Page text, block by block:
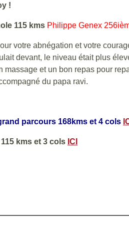
!
115 kms Philippe Genex
votre abnégation et votre
devant, le niveau était plus
massage et un bon repas pour
du papa ravi.
parcours 168kms et 4 cols
kms et 3 cols ICI